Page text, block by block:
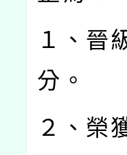
１、晉
分。
２、榮